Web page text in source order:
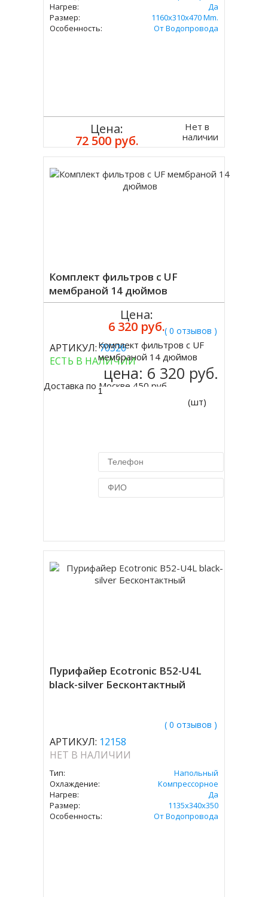
Нагрев:
Да
Размер:
1160x310x470 Mm.
Особенность:
От Водопровода
Цена:
72 500 руб.
Нет в
наличии
Комплект фильтров с UF
мембраной 14 дюймов
( 0 отзывов )
АРТИКУЛ:70326
ЕСТЬ В НАЛИЧИИ
Доставка по Москве 450 руб.
Цена:
6 320 руб.
Купить
Комплект фильтров с UF
мембраной 14 дюймов
цена: 6 320 руб.
(шт)
Пурифайер Ecotronic B52-U4L
black-silver Бесконтактный
( 0 отзывов )
АРТИКУЛ: 12158
НЕТ В НАЛИЧИИ
Тип:
Напольный
Охлаждение:
Компрессорное
Нагрев:
Да
Размер:
1135x340x350
Особенность:
От Водопровода